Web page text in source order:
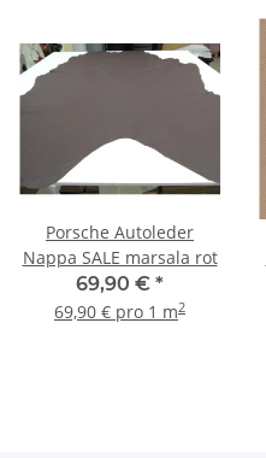
Porsche Autoleder
Nappa SALE marsala rot
69,90 € *
69,90 € pro 1 m2